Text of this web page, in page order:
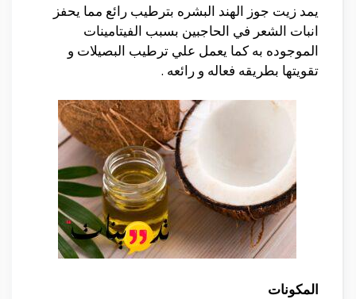
يمد زيت جوز الهند البشره بترطيب رائع مما يحفز
انبات الشعر في الحاجبين بسبب الفيتامينات
الموجوده به كما يعمل علي ترطيب البصيلات و
تقويتها بطريقه فعاله و رائعه .
المكونات